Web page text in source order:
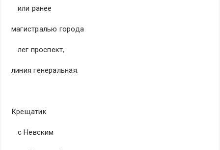
или ранее
магистралью города
лег проспект,
линия генеральная.
Крещатик
с Невским